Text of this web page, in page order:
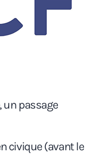
un passage
civique (avant le